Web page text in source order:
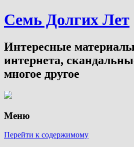
Семь Долгих Лет
Интересные
интернета,
многое другое
Меню
Перейти к содержимому